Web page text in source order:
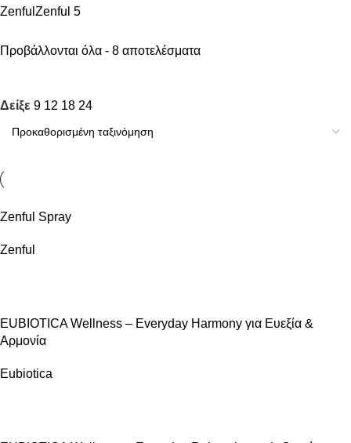
Zenful Zenful 5
Προβάλλονται όλα - 8 αποτελέσματα
Δείξε 9 12 18 24
Zenful Spray
Zenful
EUBIOTICA Wellness – Everyday Harmony για Ευεξία &
Αρμονία
Eubiotica